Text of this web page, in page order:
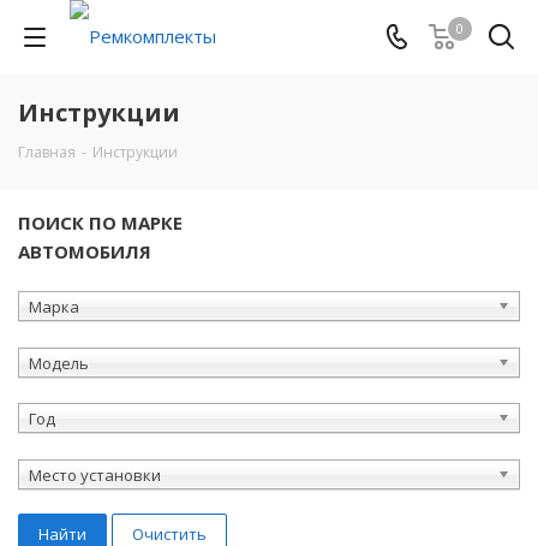
0
Инструкции
Главная - Инструкции
ПОИСК ПО МАРКЕ
АВТОМОБИЛЯ
Марка
Модель
Год
Место установки
Найти Очистить